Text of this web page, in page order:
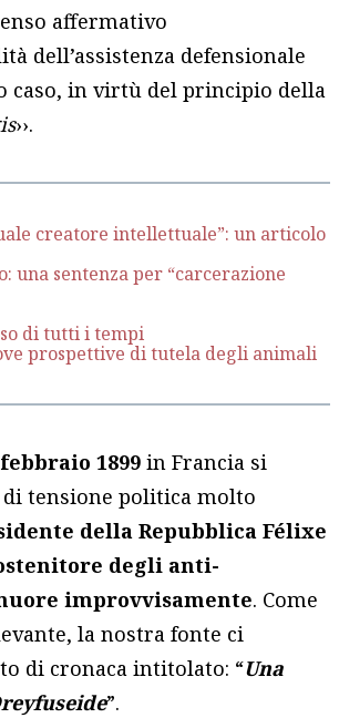
affermativo
dell’assistenza defensionale
caso, in virtù del principio della
››.
creatore intellettuale”: un articolo
una sentenza per “carcerazione
di tutti i tempi
prospettive di tutela degli animali
1899 in Francia si
di tensione politica molto
della Repubblica Félixe
degli anti-
improvvisamente. Come
la nostra fonte ci
di cronaca intitolato: “Una
”.